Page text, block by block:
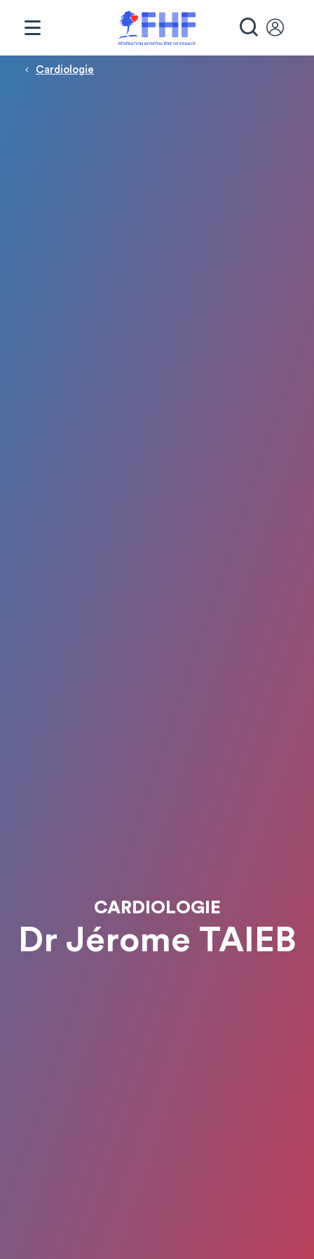
Fil d'Ariane
Cardiologie
CARDIOLOGIE
Dr Jérome TAIEB
Panneau de gestion des cookies